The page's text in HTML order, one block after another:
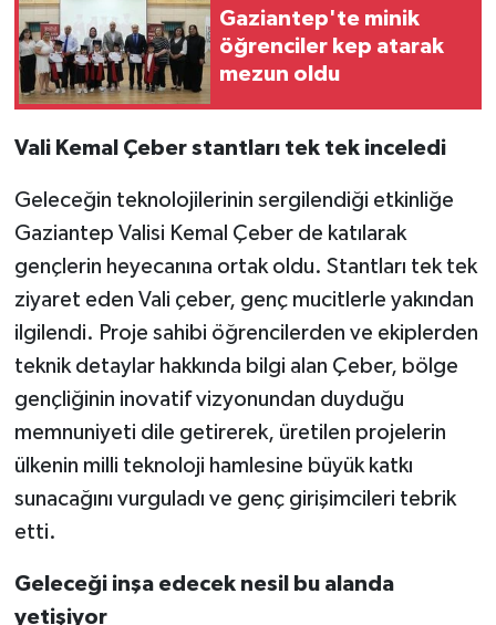
Gaziantep'te minik
öğrenciler kep atarak
mezun oldu
Vali Kemal Çeber stantları tek tek inceledi
Geleceğin teknolojilerinin sergilendiği etkinliğe
Gaziantep Valisi Kemal Çeber de katılarak
gençlerin heyecanına ortak oldu. Stantları tek tek
ziyaret eden Vali çeber, genç mucitlerle yakından
ilgilendi. Proje sahibi öğrencilerden ve ekiplerden
teknik detaylar hakkında bilgi alan Çeber, bölge
gençliğinin inovatif vizyonundan duyduğu
memnuniyeti dile getirerek, üretilen projelerin
ülkenin milli teknoloji hamlesine büyük katkı
sunacağını vurguladı ve genç girişimcileri tebrik
etti.
Geleceği inşa edecek nesil bu alanda
yetişiyor